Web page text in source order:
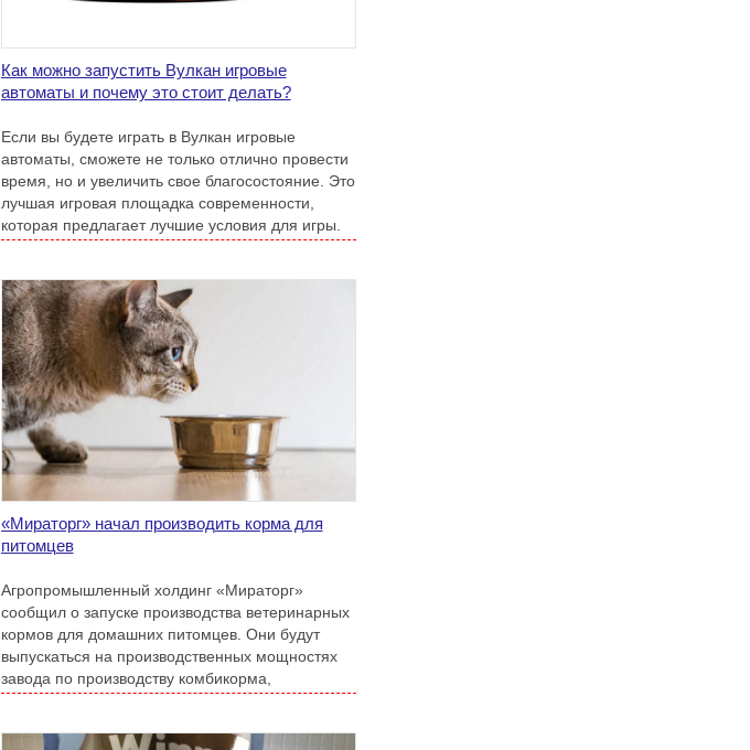
Как можно запустить Вулкан игровые
автоматы и почему это стоит делать?
Если вы будете играть в Вулкан игровые
автоматы, сможете не только отлично провести
время, но и увеличить свое благосостояние. Это
лучшая игровая площадка современности,
которая предлагает лучшие условия для игры.
«Мираторг» начал производить корма для
питомцев
Агропромышленный холдинг «Мираторг»
сообщил о запуске производства ветеринарных
кормов для домашних питомцев. Они будут
выпускаться на производственных мощностях
завода по производству комбикорма,